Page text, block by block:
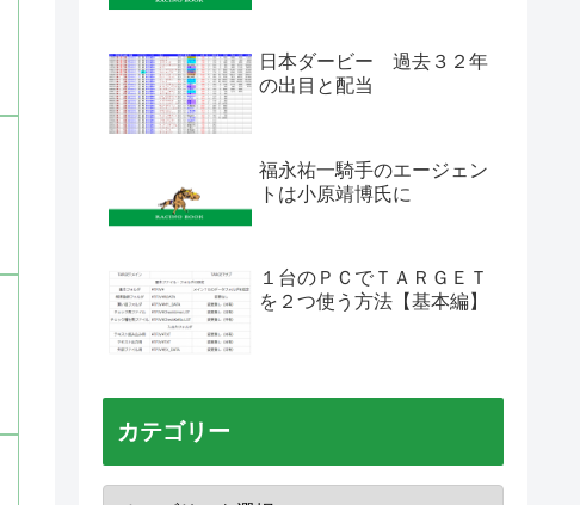
日本ダービー 過去３２年
の出目と配当
福永祐一騎手のエージェン
トは小原靖博氏に
１台のＰＣでＴＡＲＧＥＴ
を２つ使う方法【基本編】
カテゴリー